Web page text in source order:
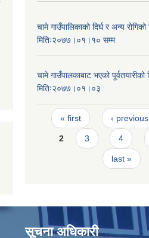
चामे गाउँपालिकाको दिर्घ र अन्य
मितिः२०७७।०१।१० सम्म
चामे गाउँपालकाबाट भएको पूर्वतयारीको
मितिः२०७७।०१।०३
Pages
« first ‹ previous
2 3 4
last »
सूचना अधिकारी